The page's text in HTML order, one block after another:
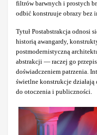
filtrów barwnych i prostych
odbić konstruuje obrazy bez
Tytuł Postabstrakcja odnosi
historią awangardy,
postmodernistyczną
abstrakcji — raczej go
doświadczeniem patrzenia.
świetlne konstrukcje
do otoczenia i publiczności.